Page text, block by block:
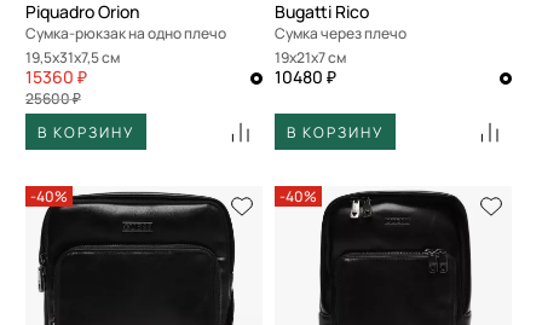
Piquadro Orion
Сумка-рюкзак на одно плечо
19,5x31x7,5 см
15360 ₽
25600 ₽
В КОРЗИНУ
Bugatti Rico
Сумка через плечо
19x21x7 см
10480 ₽
В КОРЗИНУ
-40% -40%